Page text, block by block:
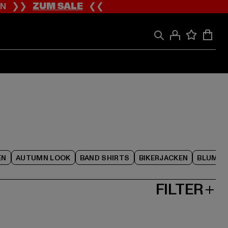
❯❯ZUM SALE❮❮
AUTUMN LOOK BAND SHIRTS BIKERJACKEN
FILTER